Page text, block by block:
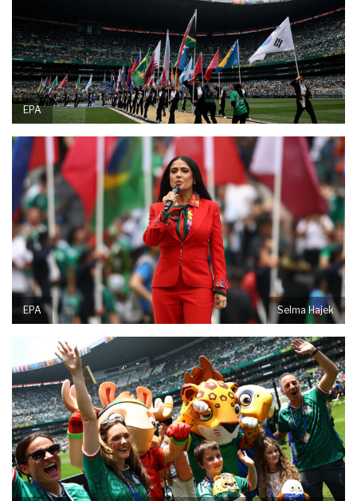
EPA
EPA Selma Hajek